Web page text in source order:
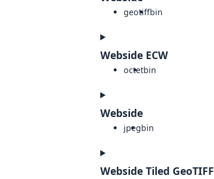
geotiffbin
Webside ECW
octetbin
Webside
jpegbin
Webside Tiled GeoTIFF